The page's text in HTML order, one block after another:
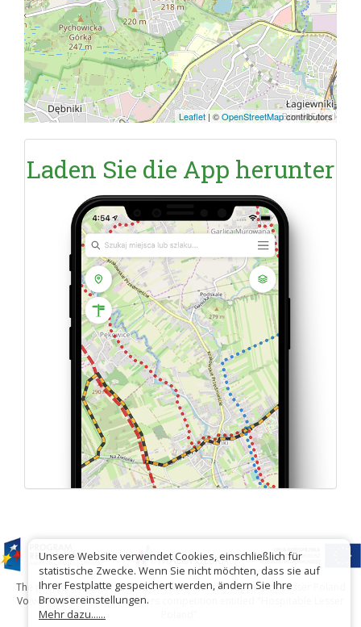
Leaflet | ©OpenStreetMapcontributors
Laden Sie die App herunter
The project has been carried out with financial support of Lesser Poland
Voivodship within tourist offers competition entitled "Hospitable Lesser
Unsere Website verwendet Cookies, einschließlich für
statistische Zwecke. Wenn Sie nicht möchten, dass sie auf
Ihrer Festplatte gespeichert werden, ändern Sie Ihre
Browsereinstellungen.
Mehr dazu......